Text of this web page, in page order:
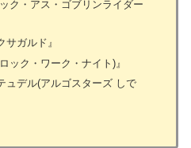
ク・アス・ゴブリンライダー
サガルド』
ック・ワーク・ナイト)』
ュデル(アルゴスターズ しで